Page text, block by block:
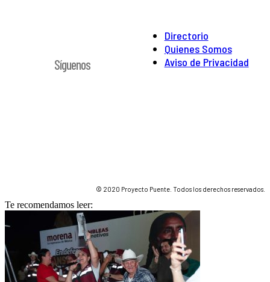
Directorio
Quienes Somos
Aviso de Privacidad
Síguenos
© 2020 Proyecto Puente. Todos los derechos reservados.
Te recomendamos leer: